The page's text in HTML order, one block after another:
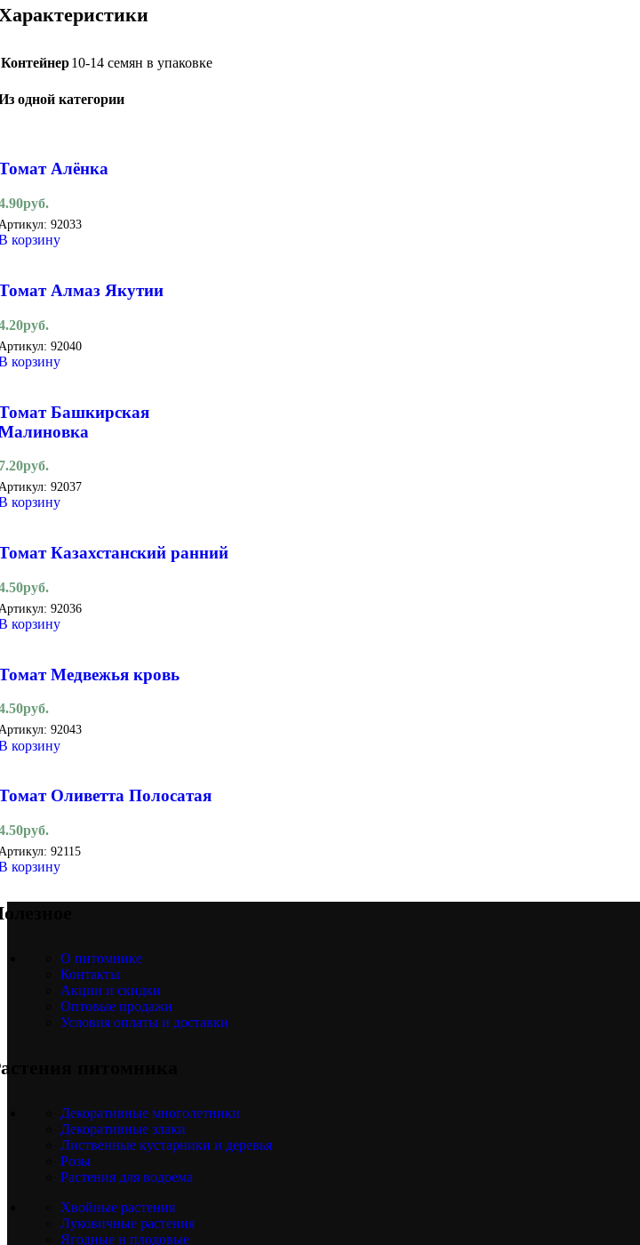
Контейнер10-14 семян в упаковке
одной категории
Алёнка
руб.
92033
корзину
Алмаз Якутии
руб.
92040
корзину
Башкирская
руб.
92037
корзину
Казахстанский ранний
руб.
92036
корзину
Медвежья кровь
руб.
92043
корзину
Оливетта Полосатая
руб.
92115
корзину
О питомнике
Контакты
Акции и скидки
Оптовые продажи
Условия оплаты и доставки
питомника
Декоративные многолетники
Декоративные злаки
Лиственные кустарники и деревья
Розы
Растения для водоема
Хвойные растения
Луковичные растения
Ягодные и плодовые